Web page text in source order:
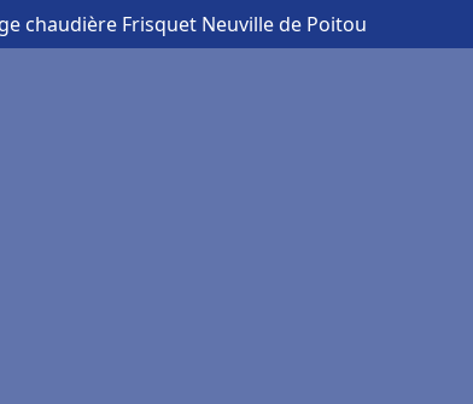
chaudière Frisquet Neuville de Poitou